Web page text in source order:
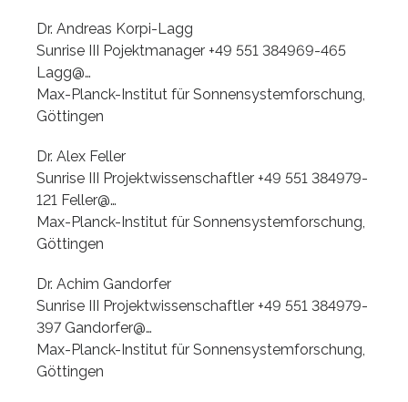
Dr. Andreas Korpi-Lagg
Sunrise III Pojektmanager +49 551 384969-465
Lagg@…
Max-Planck-Institut für Sonnensystemforschung,
Göttingen
Dr. Alex Feller
Sunrise III Projektwissenschaftler +49 551 384979-
121 Feller@…
Max-Planck-Institut für Sonnensystemforschung,
Göttingen
Dr. Achim Gandorfer
Sunrise III Projektwissenschaftler +49 551 384979-
397 Gandorfer@…
Max-Planck-Institut für Sonnensystemforschung,
Göttingen